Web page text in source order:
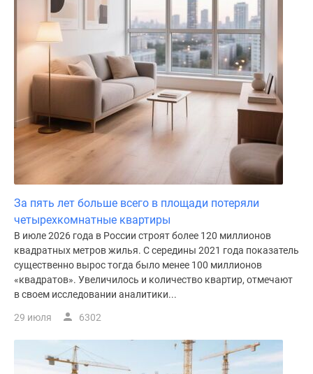
За пять лет больше всего в площади потеряли
четырехкомнатные квартиры
В июле 2026 года в России строят более 120 миллионов
квадратных метров жилья. С середины 2021 года показатель
существенно вырос тогда было менее 100 миллионов
«квадратов». Увеличилось и количество квартир, отмечают
в своем исследовании аналитики...
29 июля 6302